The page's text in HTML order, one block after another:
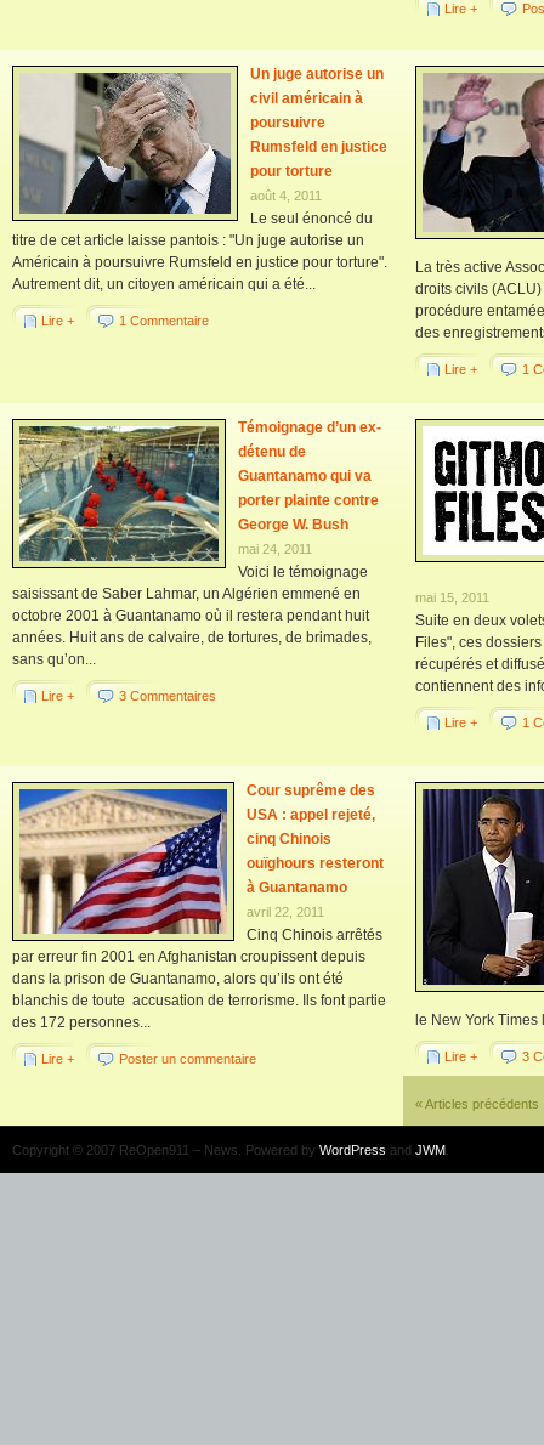
Lire +
Un juge autorise un
civil américain à
poursuivre
Rumsfeld en justice
pour torture
août 4, 2011
Le seul énoncé du
titre de cet article laisse pantois : "Un juge autorise un
Américain à poursuivre Rumsfeld en justice pour torture".
Autrement dit, un citoyen américain qui a été...
Lire + 1 Commentaire
La très active
droits civils
procédure
des
Lire + 1
Témoignage d’un ex-
détenu de
Guantanamo qui va
porter plainte contre
George W. Bush
mai 24, 2011
Voici le témoignage
saisissant de Saber Lahmar, un Algérien emmené en
octobre 2001 à Guantanamo où il restera pendant huit
années. Huit ans de calvaire, de tortures, de brimades,
sans qu’on...
Lire + 3 Commentaires
mai 15, 2011
Suite en deux
Files", ces
récupérés et
contiennent des
Lire + 1
Cour suprême des
USA : appel rejeté,
cinq Chinois
ouïghours resteront
à Guantanamo
avril 22, 2011
Cinq Chinois arrêtés
par erreur fin 2001 en Afghanistan croupissent depuis
dans la prison de Guantanamo, alors qu’ils ont été
blanchis de toute accusation de terrorisme. Ils font partie
des 172 personnes...
Lire + Poster un commentaire
le New York
Lire + 3
« Articles précédents
Copyright © 2007 ReOpen911 – News. Powered by WordPress and JWM